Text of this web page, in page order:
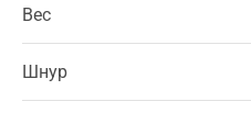
Вес
Шнур